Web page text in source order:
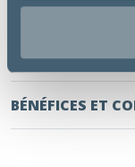
INFORMATIONS
INGRÉDIENTS
BÉNÉFICES ET